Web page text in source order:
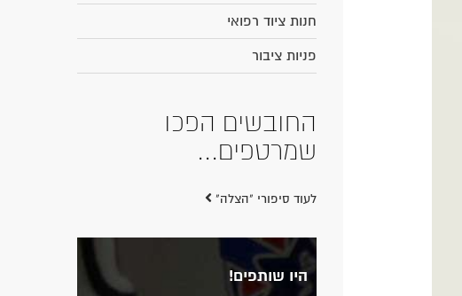
חנות ציוד רפואי
פניות ציבור
החובשים הפכו
שמרטפים...
לעוד סיפורי "הצלה"
היו שותפים!